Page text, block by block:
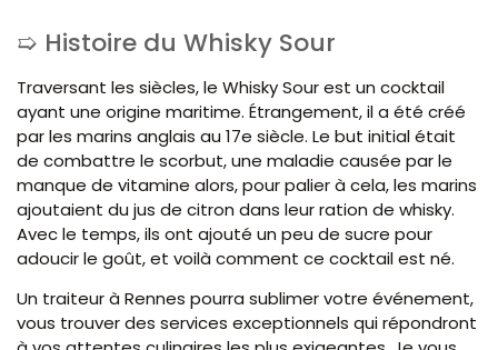
Histoire du Whisky Sour
Traversant les siècles, le Whisky Sour est un cocktail
ayant une origine maritime. Étrangement, il a été créé
par les marins anglais au 17e siècle. Le but initial était
de combattre le scorbut, une maladie causée par le
manque de vitamine alors, pour palier à cela, les marins
ajoutaient du jus de citron dans leur ration de whisky.
Avec le temps, ils ont ajouté un peu de sucre pour
adoucir le goût, et voilà comment ce cocktail est né.
Un traiteur à Rennes pourra sublimer votre événement,
vous trouver des services exceptionnels qui répondront